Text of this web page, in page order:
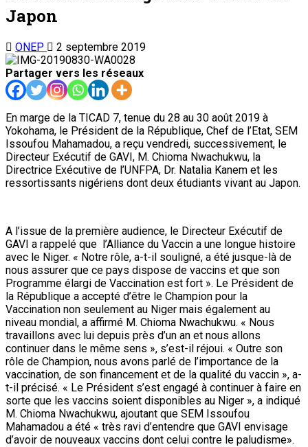
Japon
ONEP
2 septembre 2019
Partager vers les réseaux
En marge de la TICAD 7, tenue du 28 au 30 août 2019 à
Yokohama, le Président de la République, Chef de l’Etat, SEM
Issoufou Mahamadou, a reçu vendredi, successivement, le
Directeur Exécutif de GAVI, M. Chioma Nwachukwu, la
Directrice Exécutive de l’UNFPA, Dr. Natalia Kanem et les
ressortissants nigériens dont deux étudiants vivant au Japon.
A l’issue de la première audience, le Directeur Exécutif de
GAVI a rappelé que l’Alliance du Vaccin a une longue histoire
avec le Niger. « Notre rôle, a-t-il souligné, a été jusque-là de
nous assurer que ce pays dispose de vaccins et que son
Programme élargi de Vaccination est fort ». Le Président de
la République a accepté d’être le Champion pour la
Vaccination non seulement au Niger mais également au
niveau mondial, a affirmé M. Chioma Nwachukwu. « Nous
travaillons avec lui depuis près d’un an et nous allons
continuer dans le même sens », s’est-il réjoui. « Outre son
rôle de Champion, nous avons parlé de l’importance de la
vaccination, de son financement et de la qualité du vaccin », a-
t-il précisé. « Le Président s’est engagé à continuer à faire en
sorte que les vaccins soient disponibles au Niger », a indiqué
M. Chioma Nwachukwu, ajoutant que SEM Issoufou
Mahamadou a été « très ravi d’entendre que GAVI envisage
d’avoir de nouveaux vaccins dont celui contre le paludisme».